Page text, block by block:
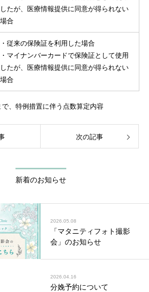
したが、医療情報提供に同意が得られない
場合
・従来の保険証を利用した場合
・マイナンバーカードで保険証として使用
したが、医療情報提供に同意が得られない
場合
、特例措置に伴う点数算定内容
次の記事
新着のお知らせ
2026.05.08
「マタニティフォト撮影
会」のお知らせ
2026.04.16
分娩予約について